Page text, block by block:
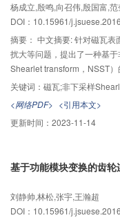
上述3个参数变化的影响。变
数影响分析为后续的动态设
了一定的理论依据。
杨成立,殷鸣,向召伟,殷国富,范
DOI：10.15961/
摘要： 中文摘要: 针对磁瓦表
扰大等问题，提出了一种基
Shearlet transform，NSST
行多尺度多方向NSST分解，
频子带图像。然后对缺陷在
低频子带中分别计算行均值
线图像扩展，构造基于均值
背景；同时，利用同一分解
差异，构造基于Shearlet高频
构，得到背景均匀，磨削纹理
自适应阈值分割方法提取出
关键词： 磁瓦;非下采样
<网络PDF> <引用本文>
更新时间： 2023-11-14
基于功能模块变换的齿
刘静帅,林松,张宇,王瀚超
DOI：10.15961/